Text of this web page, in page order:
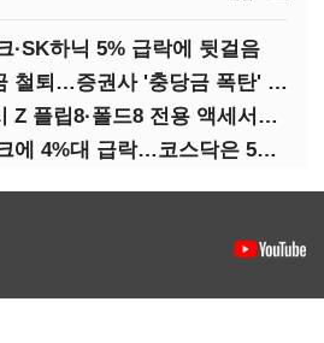
·SK하닉 5% 급락에 뒷걸음
국고채 담합 과징금 철퇴…증권사 '충당금 폭탄' 우려
엑스플러스, 갤럭시 Z 플립8·폴드8 전용 액세서리 출시
코스피, 반도체 쇼크에 4%대 급락…코스닥은 5거래일째 상승